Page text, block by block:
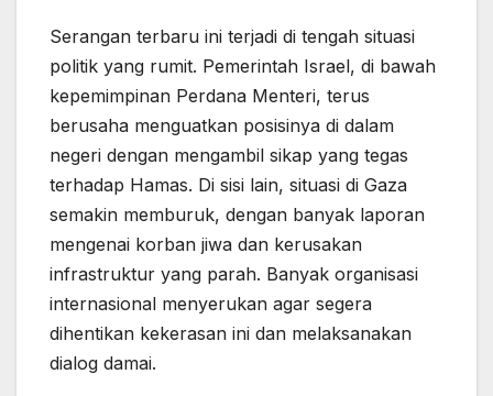
Serangan terbaru ini terjadi di tengah situasi
politik yang rumit. Pemerintah Israel, di bawah
kepemimpinan Perdana Menteri, terus
berusaha menguatkan posisinya di dalam
negeri dengan mengambil sikap yang tegas
terhadap Hamas. Di sisi lain, situasi di Gaza
semakin memburuk, dengan banyak laporan
mengenai korban jiwa dan kerusakan
infrastruktur yang parah. Banyak organisasi
internasional menyerukan agar segera
dihentikan kekerasan ini dan melaksanakan
dialog damai.